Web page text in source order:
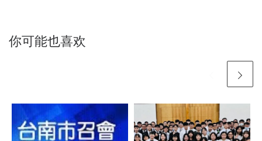
你可能也喜欢